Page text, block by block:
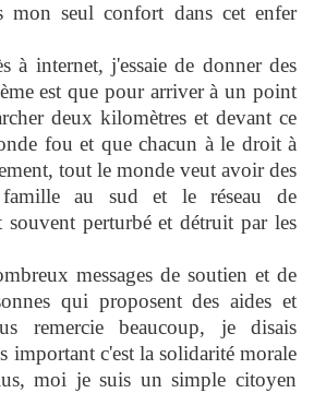
mon seul confort dans cet enfer
à internet, j'essaie de donner des
est que pour arriver à un point
deux kilomètres et devant ce
fou et que chacun à le droit à
tout le monde veut avoir des
au sud et le réseau de
souvent perturbé et détruit par les
messages de soutien et de
qui proposent des aides et
remercie beaucoup, je disais
important c'est la solidarité morale
moi je suis un simple citoyen